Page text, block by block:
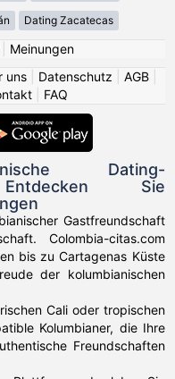
Dating Zacatecas
Meinungen
uns Datenschutz AGB
FAQ
Dating-
Sie
Gastfreundschaft
Colombia-citas.com
bis zu Cartagenas Küste
der kolumbianischen
Cali oder tropischen
Kolumbianer, die Ihre
Freundschaften